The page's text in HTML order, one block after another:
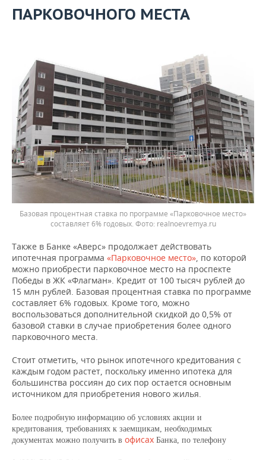
ПАРКОВОЧНОГО МЕСТА
Базовая процентная ставка по программе «Парковочное место»
составляет 6% годовых. Фото: realnoevremya.ru
Также в Банке «Аверс» продолжает действовать
ипотечная программа «Парковочное место», по которой
можно приобрести парковочное место на проспекте
Победы в ЖК «Флагман». Кредит от 100 тысяч рублей до
15 млн рублей. Базовая процентная ставка по программе
составляет 6% годовых. Кроме того, можно
воспользоваться дополнительной скидкой до 0,5% от
базовой ставки в случае приобретения более одного
парковочного места.
Стоит отметить, что рынок ипотечного кредитования с
каждым годом растет, поскольку именно ипотека для
большинства россиян до сих пор остается основным
источником для приобретения нового жилья.
Более подробную информацию об условиях акции и
кредитования, требованиях к заемщикам, необходимых
документах можно получить в офисах Банка, по телефону